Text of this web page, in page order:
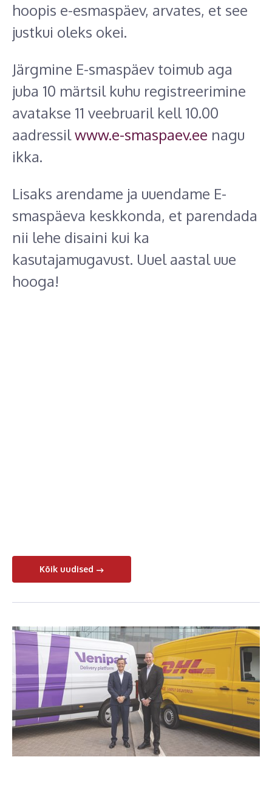
hoopis e-esmaspäev, arvates, et see
justkui oleks okei.
Järgmine E-smaspäev toimub aga
juba 10 märtsil kuhu registreerimine
avatakse 11 veebruaril kell 10.00
aadressilwww.e-smaspaev.ee nagu
ikka.
Lisaks arendame ja uuendame E-
smaspäeva keskkonda, et parendada
nii lehe disaini kui ka
kasutajamugavust. Uuel aastal uue
hooga!
Kõik uudised